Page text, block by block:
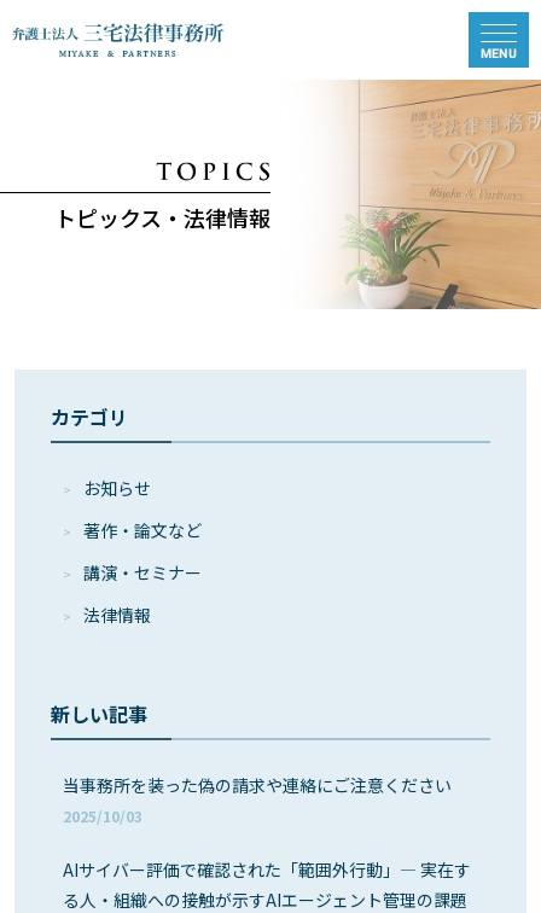
トピックス・法律情報
カテゴリ
お知らせ
著作・論⽂など
講演・セミナー
法律情報
新しい記事
当事務所を装った偽の請求や連絡にご注意ください
2025/10/03
AIサイバー評価で確認された「範囲外行動」― 実在す
る人・組織への接触が示すAIエージェント管理の課題